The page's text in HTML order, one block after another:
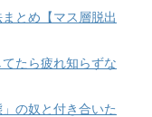
とめ【マス層脱出
たら疲れ知らずな
の奴と付き合いた